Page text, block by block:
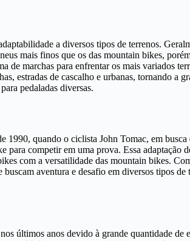
a diversos tipos de terrenos.
mais finos que os das mountain bikes,
de marchas para enfrentar os mais variados
estradas de cascalho e urbanas, tornando a
pedaladas diversas.
1990, quando o ciclista John Tomac, em
competir em uma prova. Essa adaptação
com a versatilidade das mountain bikes.
aventura e desafio em diversos tipos de
últimos anos devido à grande quantidade de